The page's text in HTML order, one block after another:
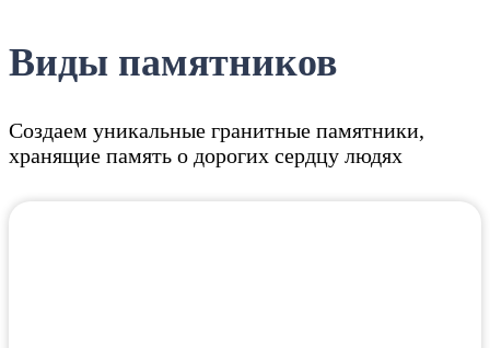
Виды памятников
Создаем уникальные гранитные памятники,
хранящие память о дорогих сердцу людях